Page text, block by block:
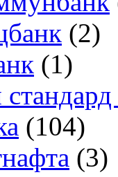
(2)
(1)
(104)
(3)